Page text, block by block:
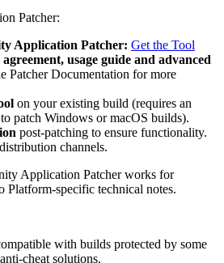
Patcher:
Application Patcher: Get the Tool
usage guide and advanced
Patcher Documentation for more
on your existing build (requires an
patch Windows or macOS builds).
post-patching to ensure functionality.
channels.
Application Patcher works for
Platform-specific technical notes.
with builds protected by some
cheat solutions.